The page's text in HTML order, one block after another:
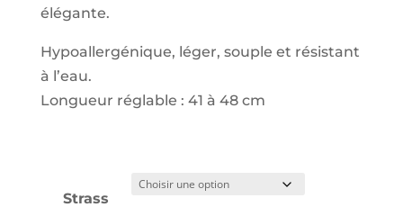
17.00 €
élégante.
Hypoallergénique, léger, souple et résistant
à l’eau.
Longueur réglable : 41 à 48 cm
Strass